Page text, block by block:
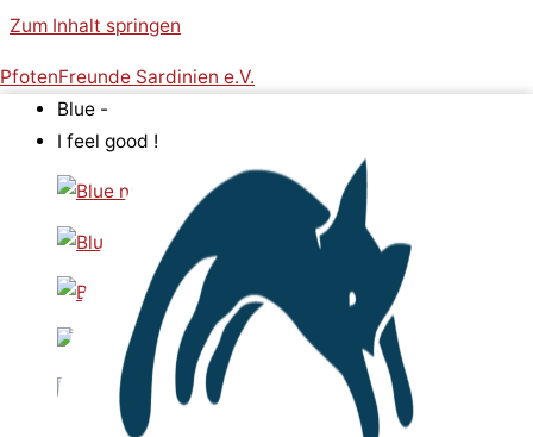
Zum Inhalt springen
PfotenFreunde Sardinien e.V.
Blue -
I feel good !